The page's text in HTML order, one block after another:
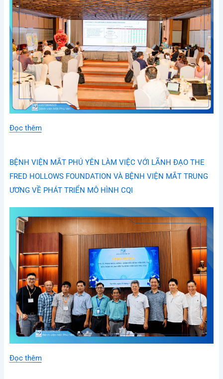
Đọc thêm
BỆNH VIỆN MẮT PHÚ YÊN LÀM VIỆC VỚI LÃNH ĐẠO THE
FRED HOLLOWS FOUNDATION VÀ BỆNH VIỆN MẮT TRUNG
ƯƠNG VỀ PHÁT TRIỂN MÔ HÌNH CQI
Đọc thêm